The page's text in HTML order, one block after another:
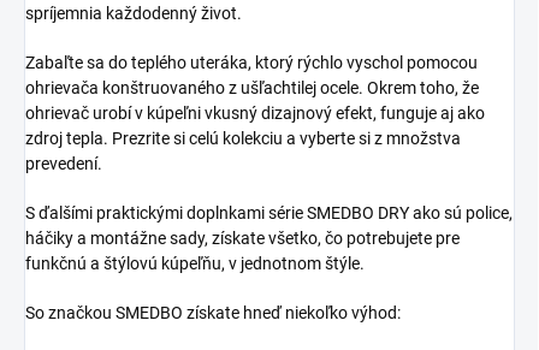
spríjemnia každodenný život.
Zabaľte sa do teplého uteráka, ktorý rýchlo vyschol pomocou
ohrievača konštruovaného z ušľachtilej ocele. Okrem toho, že
ohrievač urobí v kúpeľni vkusný dizajnový efekt, funguje aj ako
zdroj tepla. Prezrite si celú kolekciu a vyberte si z množstva
prevedení.
S ďalšími praktickými doplnkami série SMEDBO DRY ako sú police,
háčiky a montážne sady, získate všetko, čo potrebujete pre
funkčnú a štýlovú kúpeľňu, v jednotnom štýle.
So značkou SMEDBO získate hneď niekoľko výhod: